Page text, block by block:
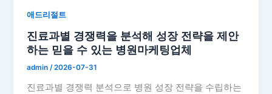
애드리절트
진료과별 경쟁력을 분석해 성장 전략을 제안
하는 믿을 수 있는 병원마케팅업체
admin/2026-07-31
진료과별 경쟁력 분석으로 병원 성장 전략을 수립하는